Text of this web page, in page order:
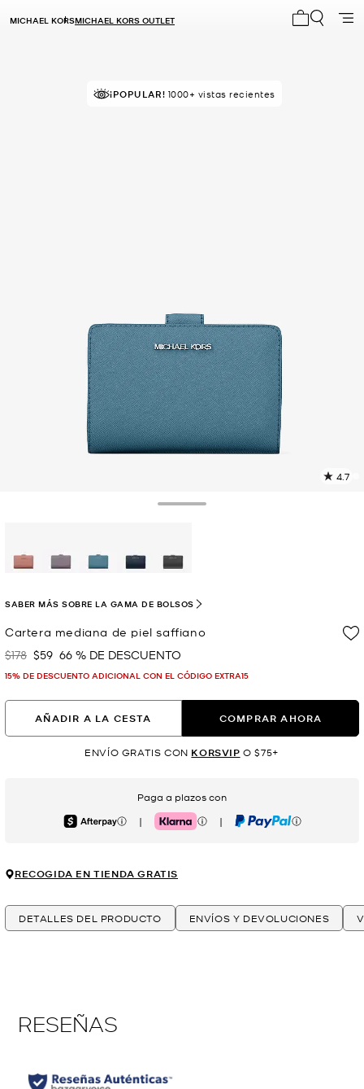
MICHAEL KORSMICHAEL KORS OUTLET
¡VENDIÉNDOSE RÁPIDO! Comprado por última vez hace 14
¡POPULAR! 1000+ vistas recientes
4.7
Cartera mediana de piel saffiano
Era
$178 Ahora
$59 66 % DE DESCUENTO
15% DE DESCUENTO ADICIONAL CON EL CÓDIGO EXTRA15
SABER MÁS SOBRE LA GAMA DE BOLSOS
AÑADIR A LA CESTA COMPRAR AHORA
ENVÍO GRATIS CON KORSVIP O $75+
Paga a plazos con
Afterpay | Klarna | PayPal
RECOGIDA EN TIENDA GRATIS
DETALLES DEL PRODUCTO ENVÍOS Y DEVOLUCIONES